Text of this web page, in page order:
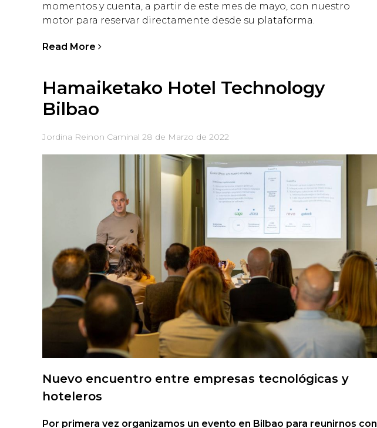
momentos y cuenta, a partir de este mes de mayo, con nuestro
motor para reservar directamente desde su plataforma.
Read More
Hamaiketako Hotel Technology
Bilbao
Jordina Reinon Caminal 28 de Marzo de 2022
Nuevo encuentro entre empresas tecnológicas y
hoteleros
Por primera vez organizamos un evento en Bilbao para reunirnos con